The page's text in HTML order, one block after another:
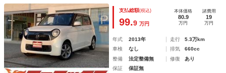
ブルートゥース☆バックカメラ☆ＥＴＣ☆ステアリングリモコ
ン☆ディスチャージライト☆スマートキー☆プッシュスタート
☆ブラックインテリア☆オートエアコン
支払総額(税込)
99.9 万円
本体価格
80.9
万円
諸費用
19
万円
年式 2013年 走行
5.3万km
車検
なし 排気
660cc
整備
法定整備無 修復
あり
保証
保証無